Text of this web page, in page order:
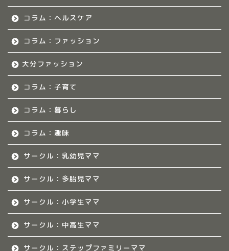
コラム：ヘルスケア
コラム：ファッション
大分ファッション
コラム：子育て
コラム：暮らし
コラム：趣味
サークル：乳幼児ママ
サークル：多胎児ママ
サークル：小学生ママ
サークル：中高生ママ
サークル：ステップファミリーママ
福岡のママ集まれ！につ
佐賀のママ集まれ！につ
熊本のママ集まれ！につ